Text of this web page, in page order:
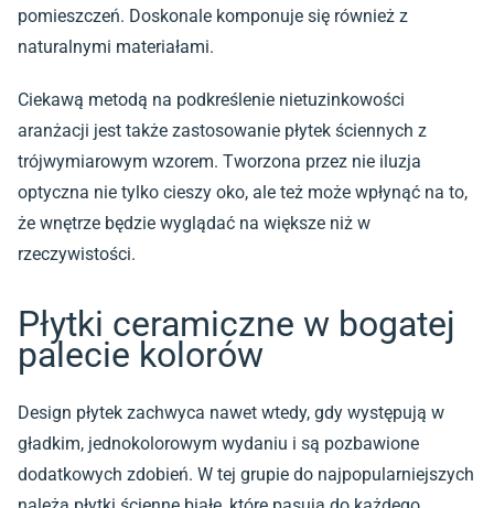
pomieszczeń. Doskonale komponuje się również z
naturalnymi materiałami.
Ciekawą metodą na podkreślenie nietuzinkowości
aranżacji jest także zastosowanie płytek ściennych z
trójwymiarowym wzorem. Tworzona przez nie iluzja
optyczna nie tylko cieszy oko, ale też może wpłynąć na to,
że wnętrze będzie wyglądać na większe niż w
rzeczywistości.
Płytki ceramiczne w bogatej
palecie kolorów
Design płytek zachwyca nawet wtedy, gdy występują w
gładkim, jednokolorowym wydaniu i są pozbawione
dodatkowych zdobień. W tej grupie do najpopularniejszych